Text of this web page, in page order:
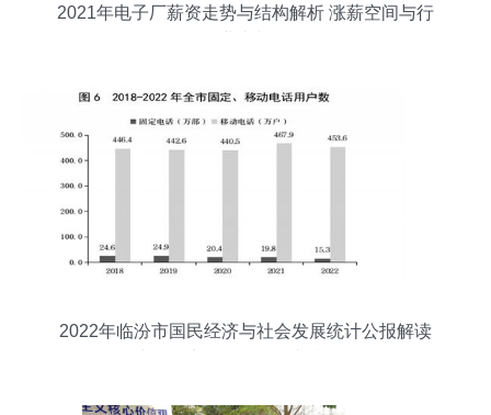
2021年电子厂薪资走势与结构解析 涨薪空间与行
2022年临汾市国民经济与社会发展统计公报解读